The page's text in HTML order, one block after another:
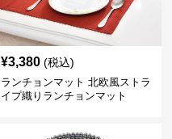
¥3,380 (税込)
ランチョンマット 北欧風ストラ
イプ織りランチョンマット